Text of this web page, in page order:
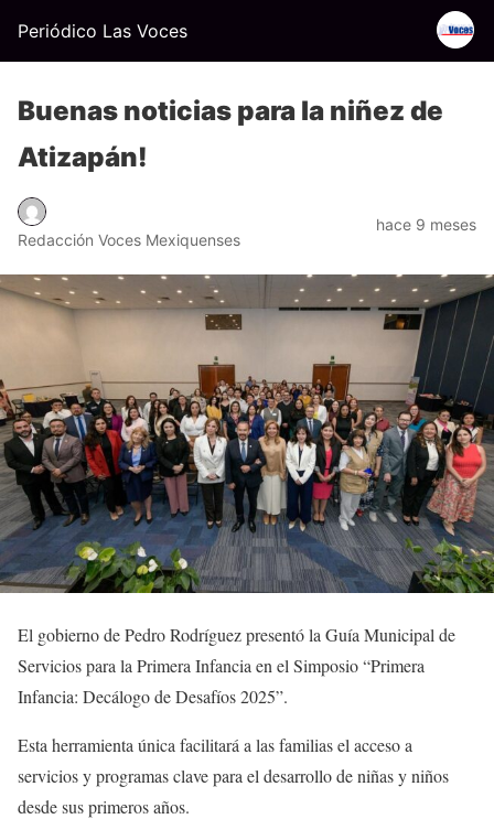
Periódico Las Voces
Buenas noticias para la niñez de
Atizapán!
Redacción Voces Mexiquenses
hace 9 meses
El gobierno de Pedro Rodríguez presentó la Guía Municipal de
Servicios para la Primera Infancia en el Simposio “Primera
Infancia: Decálogo de Desafíos 2025”.
Esta herramienta única facilitará a las familias el acceso a
servicios y programas clave para el desarrollo de niñas y niños
desde sus primeros años.